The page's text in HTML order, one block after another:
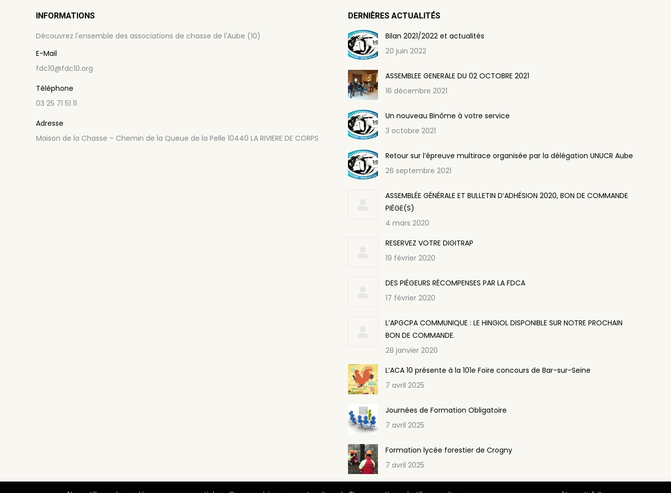
INFORMATIONS
Découvrez l'ensemble des associations de chasse de l'Aube (10)
E-Mail
fdc10@fdc10.org
Téléphone
03 25 71 51 11
Adresse
Maison de la Chasse – Chemin de la Queue de la Pelle 10440 LA RIVIERE DE CORPS
DERNIÈRES ACTUALITÉS
Bilan 2021/2022 et actualités
20 juin 2022
ASSEMBLEE GENERALE DU 02 OCTOBRE 2021
16 décembre 2021
Un nouveau Binôme à votre service
3 octobre 2021
Retour sur l’épreuve multirace organisée par la délégation UNUCR Aube
26 septembre 2021
ASSEMBLÉE GÉNÉRALE ET BULLETIN D’ADHÉSION 2020, BON DE COMMANDE
PIÈGE(S)
4 mars 2020
RESERVEZ VOTRE DIGITRAP
19 février 2020
DES PIÉGEURS RÉCOMPENSES PAR LA FDCA
17 février 2020
L’APGCPA COMMUNIQUE : LE HINGIOL DISPONIBLE SUR NOTRE PROCHAIN
BON DE COMMANDE.
28 janvier 2020
L’ACA 10 présente à la 101e Foire concours de Bar-sur-Seine
7 avril 2025
Journées de Formation Obligatoire
7 avril 2025
Formation lycée forestier de Crogny
7 avril 2025